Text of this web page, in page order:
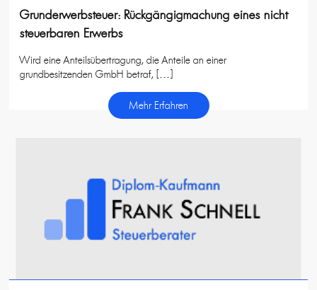
Grunderwerbsteuer: Rückgängigmachung eines nicht
steuerbaren Erwerbs
Wird eine Anteilsübertragung, die Anteile an einer
grundbesitzenden GmbH betraf, […]
Mehr Erfahren